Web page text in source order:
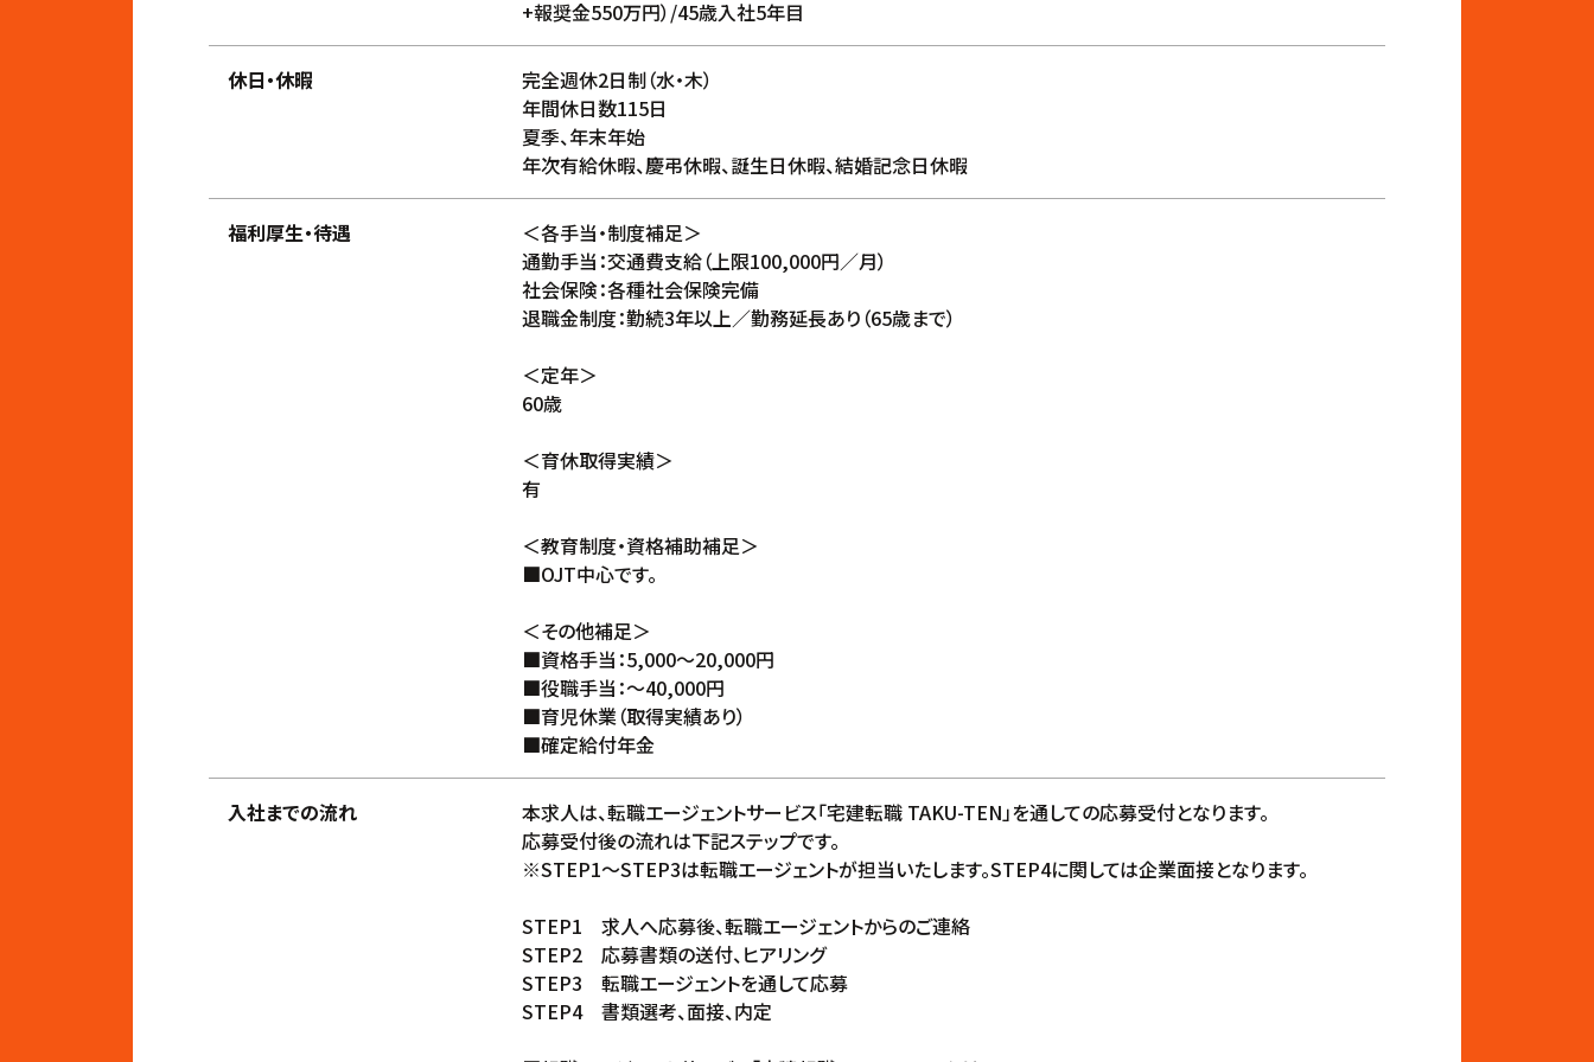
+報奨金550万円）/45歳入社5年目
休日・休暇
完全週休2日制（水・木）
年間休日数115日
夏季、年末年始
年次有給休暇、慶弔休暇、誕生日休暇、結婚記念日休暇
福利厚生・待遇
＜各手当・制度補足＞
通勤手当：交通費支給（上限100,000円／月）
社会保険：各種社会保険完備
退職金制度：勤続3年以上／勤務延長あり（65歳まで）
＜定年＞
60歳
＜育休取得実績＞
有
＜教育制度・資格補助補足＞
■OJT中心です。
＜その他補足＞
■資格手当：5,000〜20,000円
■役職手当：〜40,000円
■育児休業（取得実績あり）
■確定給付年金
入社までの流れ
本求人は、転職エージェントサービス「宅建転職 TAKU-TEN」を通しての応募受付となります。
応募受付後の流れは下記ステップです。
※STEP1〜STEP3は転職エージェントが担当いたします。STEP4に関しては企業面接となります。
STEP1 求人へ応募後、転職エージェントからのご連絡
STEP2 応募書類の送付、ヒアリング
STEP3 転職エージェントを通して応募
STEP4 書類選考、面接、内定